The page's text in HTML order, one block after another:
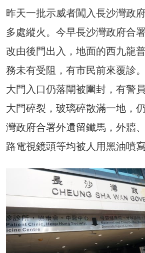
昨天一批示威者闖入長沙灣政
多處縱火。今早長沙灣政府合
改由後門出入，地面的西九龍
務未有受阻，有市民前來覆診
大門入口仍落閘被圍封，有警
大門碎裂，玻璃碎散滿一地，
灣政府合署外遺留鐵馬，外牆
路電視鏡頭等均被人用黑油噴寫